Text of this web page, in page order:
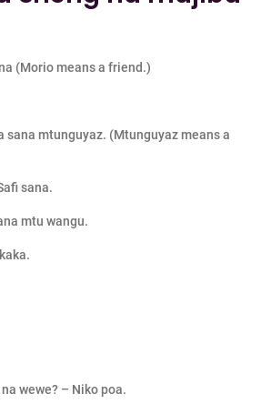
(Morio means a friend.)
sana mtunguyaz. (Mtunguyaz means a
sana.
mtu wangu.
wewe? – Niko poa.